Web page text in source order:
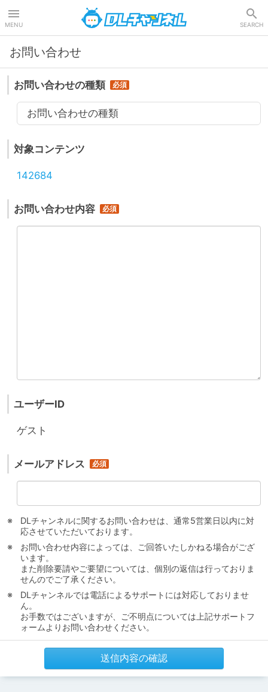
MENU SEARCH
お問い合わせ
お問い合わせの種類
お問い合わせの種類
対象コンテンツ
142684
お問い合わせ内容
ユーザーID
ゲスト
メールアドレス
DLチャンネルに関するお問い合わせは、通常5営業日以内に対
応させていただいております。
お問い合わせ内容によっては、ご回答いたしかねる場合がござ
います。
また削除要請やご要望については、個別の返信は行っておりま
せんのでご了承ください。
DLチャンネルでは電話によるサポートには対応しておりませ
ん。
お手数ではございますが、ご不明点については上記サポートフ
ォームよりお問い合わせください。
送信内容の確認